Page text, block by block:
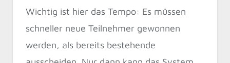
Wichtig ist hier das Tempo: Es müssen
schneller neue Teilnehmer gewonnen
werden, als bereits bestehende